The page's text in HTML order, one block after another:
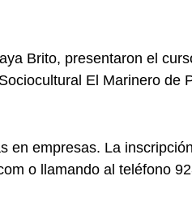
Brito, presentaron el
El Marinero de
en empresas. La
o llamando al teléfono